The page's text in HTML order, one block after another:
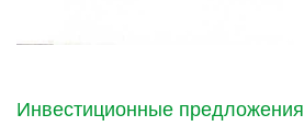
Инвестиционные предложения